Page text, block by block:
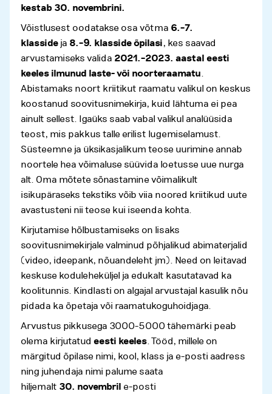
kestab 30. novembrini.
Võistlusest oodatakse osa võtma 6.–7.
klasside ja 8.–9. klasside õpilasi, kes saavad
arvustamiseks valida 2021.–2023. aastal eesti
keeles ilmunud laste- või noorteraamatu.
Abistamaks noort kriitikut raamatu valikul on keskus
koostanud soovitusnimekirja, kuid lähtuma ei pea
ainult sellest. Igaüks saab vabal valikul analüüsida
teost, mis pakkus talle erilist lugemiselamust.
Süsteemne ja üksikasjalikum teose uurimine annab
noortele hea võimaluse süüvida loetusse uue nurga
alt. Oma mõtete sõnastamine võimalikult
isikupäraseks tekstiks võib viia noored kriitikud uute
avastusteni nii teose kui iseenda kohta.
Kirjutamise hõlbustamiseks on lisaks
soovitusnimekirjale valminud põhjalikud abimaterjalid
(video, ideepank, nõuandeleht jm). Need on leitavad
keskuse koduleheküljel ja edukalt kasutatavad ka
koolitunnis. Kindlasti on algajal arvustajal kasulik nõu
pidada ka õpetaja või raamatukoguhoidjaga.
Arvustus pikkusega 3000-5000 tähemärki peab
olema kirjutatud eesti keeles. Tööd, millele on
märgitud õpilase nimi, kool, klass ja e-posti aadress
ning juhendaja nimi palume saata
hiljemalt 30. novembril e‑posti